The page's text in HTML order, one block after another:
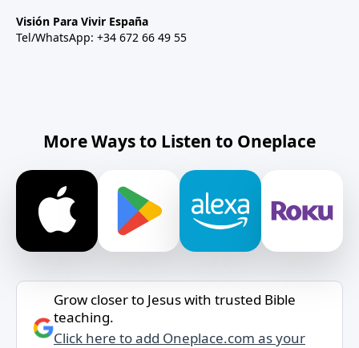
Visión Para Vivir España
Tel/WhatsApp: +34 672 66 49 55
More Ways to Listen to Oneplace
Grow closer to Jesus with trusted Bible
teaching.
Click here to add Oneplace.com as your